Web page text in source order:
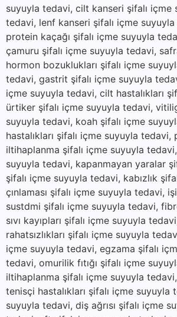
suyuyla tedavi, cilt kanseri şifalı
tedavi, lenf kanseri şifalı içme
protein kaçağı şifalı içme suyuyla
çamuru şifalı içme suyuyla tedavi,
hormon bozuklukları şifalı içme
tedavi, gastrit şifalı içme suyuyla
içme suyuyla tedavi, cilt hastalıkları
ürtiker şifalı içme suyuyla tedavi,
suyuyla tedavi, koah şifalı içme
hastalıkları şifalı içme suyuyla
iltihaplanma şifalı içme suyuyla
suyuyla tedavi, kapanmayan yaralar
şifalı içme suyuyla tedavi, kabızlık
çınlaması şifalı içme suyuyla tedavi,
sustdmi şifalı içme suyuyla tedavi,
sıvı kayıpları şifalı içme suyuyla
rahatsızlıkları şifalı içme suyuyla
içme suyuyla tedavi, egzama şifalı
tedavi, omurilik fıtığı şifalı içme
iltihaplanma şifalı içme suyuyla
tenisçi hastalıkları şifalı içme
suyuyla tedavi, diş ağrısı şifalı içme